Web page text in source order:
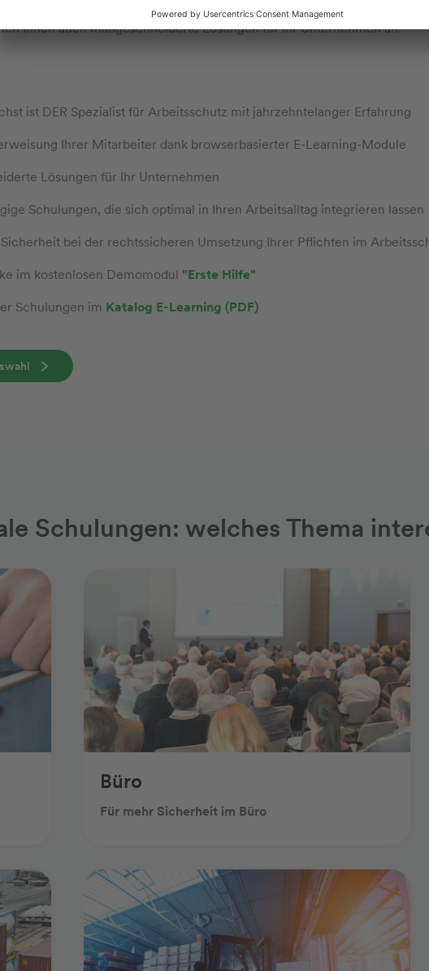
oder in der Produktion und Technik arbeiten. Nicht das gefunden,
Ihnen auch maßgeschneiderte Lösungen für Ihr Unternehmen an.
ist DER Spezialist für Arbeitsschutz mit jahrzehntelanger Erfahrung
Ihrer Mitarbeiter dank browserbasierter E-Learning-Module
Lösungen für Ihr Unternehmen
Schulungen, die sich optimal in Ihren Arbeitsalltag integrieren lassen
bei der rechtssicheren Umsetzung Ihrer Pflichten im
im kostenlosen Demomodul "Erste Hilfe"
Schulungen im Katalog E-Learning (PDF)
Schulungen: welches Thema
Büro
Für mehr Sicherheit im Büro